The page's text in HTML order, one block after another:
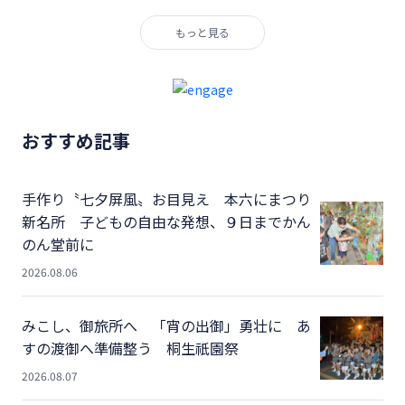
もっと見る
おすすめ記事
手作り〝七夕屏風〟お目見え 本六にまつり
新名所 子どもの自由な発想、９日までかん
のん堂前に
2026.08.06
みこし、御旅所へ 「宵の出御」勇壮に あ
すの渡御へ準備整う 桐生祇園祭
2026.08.07